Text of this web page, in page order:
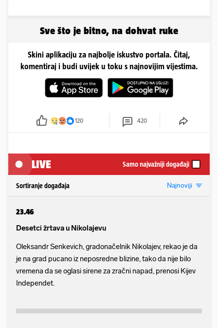
Sve što je bitno, na dohvat ruke
Skini aplikaciju za najbolje iskustvo portala. Čitaj,
komentiraj i budi uvijek u toku s najnovijim vijestima.
120 420
LIVE Samo najvažniji događaji
Sortiranje događaja Najnoviji
23.46
Desetci žrtava u Nikolajevu
Oleksandr Senkevich, gradonačelnik Nikolajev, rekao je da
je na grad pucano iz neposredne blizine, tako da nije bilo
vremena da se oglasi sirene za zračni napad, prenosi Kijev
Independet.